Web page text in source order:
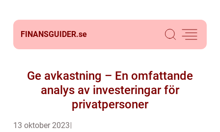
FINANSGUIDER.se
Ge avkastning – En omfattande
analys av investeringar för
privatpersoner
13 oktober 2023